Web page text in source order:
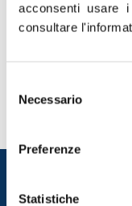
acconsenti usare
consultare
delNecessario
Preferenze
Statistiche
“Il Pd non solo
conferma
Alfredo Cospito. Il
però, non è